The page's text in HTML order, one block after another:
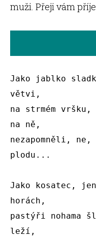
muži. Přeji vám
Jako jablko
větvi,
na strmém
na ně,
nezapomněli,
plodu...
Jako kosatec,
horách,
pastýři nohama
leží,